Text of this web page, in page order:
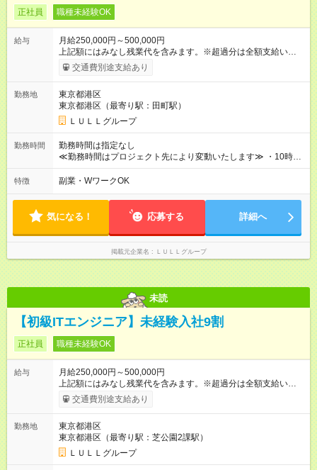
正社員 職種未経験OK
給与
月給250,000円～500,000円
上記額にはみなし残業代を含みます。※超過分は全額支給いたし
ます。 みなし残業代 21,675円／月 みなし残業時間 12時間／月 -
------------------------------------------------------- ≪経験者の方は以下と
万円～＋業績賞与＋交通費＋各種手当 ※固定残業代（30時間/6
万6，610円分）を含む。超過分は追加支給いたします 能力やス
キルを考慮し初任給を決定。経験者の方は前給考慮も可能で
す！ ◎昇給年1回（研修終了後） ◎賞与年2回（2月・8月）＋業
績賞与あり ◤スキルアップも、収入アップも。◢ 入社後の成長
や頑張りは、しっかり給与で還元しています。 実際にほぼ全員
上アップした社員も。 エンジニアへの還元率は業界高水準の
87％。 スキルを磨いた分だけ、収入アップも目指せる環境で
す！ 【試用期間】試用期間あり 試用期間の長さ：6ヶ月 ※ 雇用
形態と給与に、本採用時と異なる部分があります。 雇用形態：
中途採用（契約社員） 給与：月給 230,000円以上 上記額にはみ
なし残業代を含みます。※超過分は全額支給いたします。 みな
別途支給いたします ※研修期間中（最大12ヶ月間）も、試用期
交通費別途支給あり
勤務地
東京都港区
東京都港区（最寄り駅：田町駅）
ＬＵＬＬグループ
勤務時間
勤務時間は指定なし
≪勤務時間はプロジェクト先により変動いたします≫ ・10時00
分～19時00分（休憩1時間） ・9時00分～18時00分（休憩1時
間） ＼平日夜も、ちゃんと「自分時間」がつくれます／ 残業は
やサウナなど、 趣味の時間を楽しむ社員も多くいます◎
特徴 副業・WワークOK
気になる！ 応募する 詳細へ
掲載元企業名 ＬＵＬＬグループ
未読
【初級ITエンジニア】未経験入社9割
正社員 職種未経験OK
給与
月給250,000円～500,000円
上記額にはみなし残業代を含みます。※超過分は全額支給いたし
ます。 みなし残業代 21,675円／月 みなし残業時間 12時間／月 -
------------------------------------------------------- ≪経験者の方は以下と
万円～＋業績賞与＋交通費＋各種手当 ※固定残業代（30時間/6
万6，610円分）を含む。超過分は追加支給いたします 能力やス
キルを考慮し初任給を決定。経験者の方は前給考慮も可能で
す！ ◎昇給年1回（研修終了後） ◎賞与年2回（2月・8月）＋業
交通費別途支給あり
勤務地
東京都港区
東京都港区（最寄り駅：芝公園2課駅）
ＬＵＬＬグループ